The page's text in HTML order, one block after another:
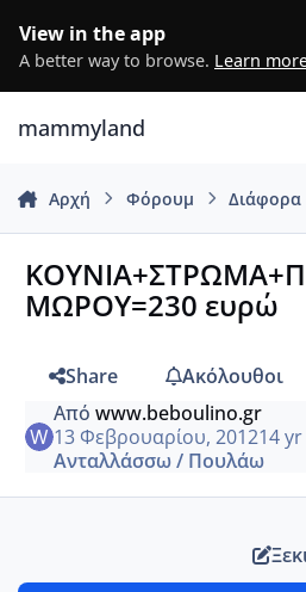
View in the app
A better way to browse. Learn
mammyland
Αρχή Φόρουμ Διάφορα
ΜΩΡΟΥ=230 ευρώ
Share
Ακόλουθοι
Από www.beboulino.gr
13 Φεβρουαρίου, 201214 yr
Ανταλλάσσω / Πουλάω